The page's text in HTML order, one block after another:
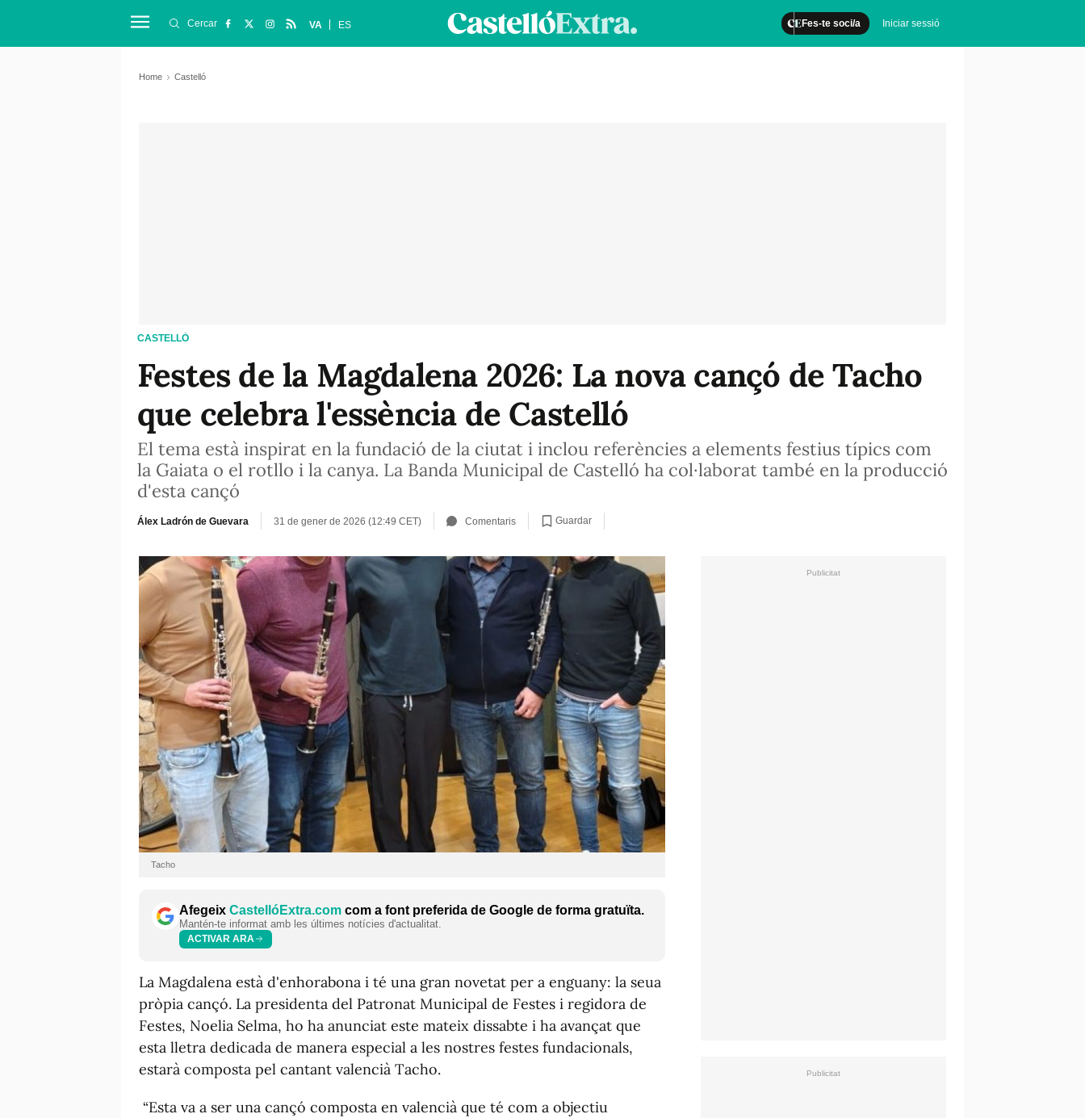
Fes-te soci/a Iniciar sessió
Cercar VA ES
Home Castelló
CASTELLÓ
Festes de la Magdalena 2026: La nova cançó de Tacho
que celebra l'essència de Castelló
El tema està inspirat en la fundació de la ciutat i inclou referències a elements festius típics com
la Gaiata o el rotllo i la canya. La Banda Municipal de Castelló ha col·laborat també en la producció
d'esta cançó
Álex Ladrón de Guevara 31 de gener de 2026 (12:49 CET) Comentaris Guardar
Tacho
Afegeix CastellóExtra.com com a font preferida de Google de forma gratuïta.
Mantén-te informat amb les últimes notícies d'actualitat.
ACTIVAR ARA
La Magdalena està d'enhorabona i té una gran novetat per a enguany: la seua
pròpia cançó. La presidenta del Patronat Municipal de Festes i regidora de
Festes, Noelia Selma, ho ha anunciat este mateix dissabte i ha avançat que
esta lletra dedicada de manera especial a les nostres festes fundacionals,
estarà composta pel cantant valencià Tacho.
“Esta va a ser una cançó composta en valencià que té com a objectiu